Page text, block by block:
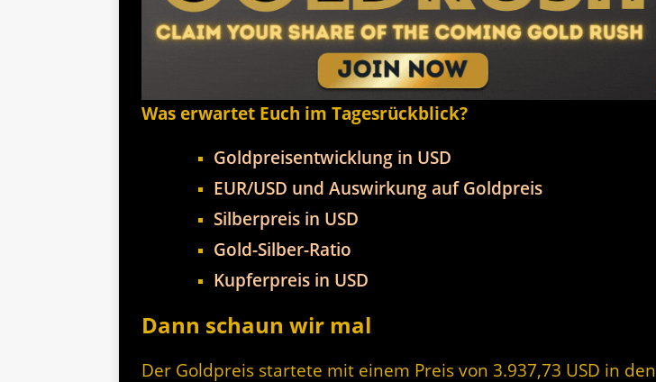
Was erwartet Euch im Tagesrückblick?
Goldpreisentwicklung in USD
EUR/USD und Auswirkung auf Goldpreis
Silberpreis in USD
Gold-Silber-Ratio
Kupferpreis in USD
Dann schaun wir mal
Der Goldpreis startete mit einem Preis von 3.937,73 USD in den